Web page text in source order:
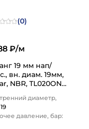
(0)
₽/м
19 мм нап/
вн. диам. 19мм,
NBR, TL020ON-
диаметр,
19
давление, бар: